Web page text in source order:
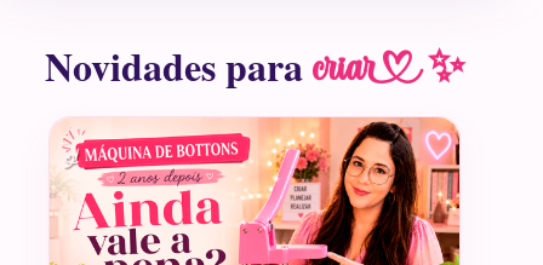
Novidades paracria ✨